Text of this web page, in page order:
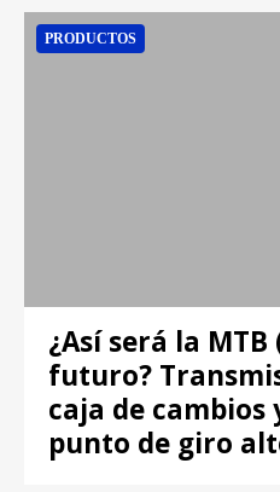
PRODUCTOS
¿Así será la
futuro?
caja de cambios
punto de giro